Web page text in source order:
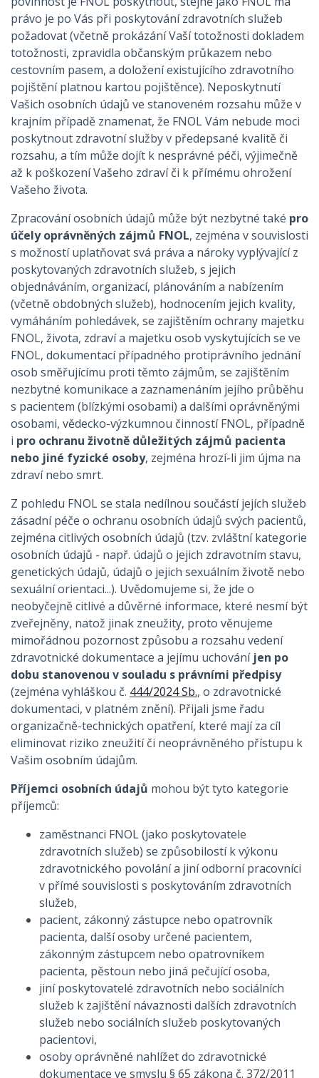
právo je po Vás při poskytování zdravotních služeb
požadovat (včetně prokázání Vaší totožnosti dokladem
totožnosti, zpravidla občanským průkazem nebo
cestovním pasem, a doložení existujícího zdravotního
pojištění platnou kartou pojištěnce). Neposkytnutí
Vašich osobních údajů ve stanoveném rozsahu může v
krajním případě znamenat, že FNOL Vám nebude moci
poskytnout zdravotní služby v předepsané kvalitě či
rozsahu, a tím může dojít k nesprávné péči, výjimečně
až k poškození Vašeho zdraví či k přímému ohrožení
Vašeho života.
Zpracování osobních údajů může být nezbytné také pro
účely oprávněných zájmů FNOL, zejména v souvislosti
s možností uplatňovat svá práva a nároky vyplývající z
poskytovaných zdravotních služeb, s jejich
objednáváním, organizací, plánováním a nabízením
(včetně obdobných služeb), hodnocením jejich kvality,
vymáháním pohledávek, se zajištěním ochrany majetku
FNOL, života, zdraví a majetku osob vyskytujících se ve
FNOL, dokumentací případného protiprávního jednání
osob směřujícímu proti těmto zájmům, se zajištěním
nezbytné komunikace a zaznamenáním jejího průběhu
s pacientem (blízkými osobami) a dalšími oprávněnými
osobami, vědecko-výzkumnou činností FNOL, případně
i pro ochranu životně důležitých zájmů pacienta
nebo jiné fyzické osoby, zejména hrozí-li jim újma na
zdraví nebo smrt.
Z pohledu FNOL se stala nedílnou součástí jejích služeb
zásadní péče o ochranu osobních údajů svých pacientů,
zejména citlivých osobních údajů (tzv. zvláštní kategorie
osobních údajů - např. údajů o jejich zdravotním stavu,
genetických údajů, údajů o jejich sexuálním životě nebo
sexuální orientaci...). Uvědomujeme si, že jde o
neobyčejně citlivé a důvěrné informace, které nesmí být
zveřejněny, natož jinak zneužity, proto věnujeme
mimořádnou pozornost způsobu a rozsahu vedení
zdravotnické dokumentace a jejímu uchování jen po
dobu stanovenou v souladu s právními předpisy
(zejména vyhláškou č. 444/2024 Sb., o zdravotnické
dokumentaci, v platném znění). Přijali jsme řadu
organizačně-technických opatření, které mají za cíl
eliminovat riziko zneužití či neoprávněného přístupu k
Vašim osobním údajům.
Příjemci osobních údajů mohou být tyto kategorie
příjemců:
zaměstnanci FNOL (jako poskytovatele
zdravotních služeb) se způsobilostí k výkonu
zdravotnického povolání a jiní odborní pracovníci
v přímé souvislosti s poskytováním zdravotních
služeb,
pacient, zákonný zástupce nebo opatrovník
pacienta, další osoby určené pacientem,
zákonným zástupcem nebo opatrovníkem
pacienta, pěstoun nebo jiná pečující osoba,
jiní poskytovatelé zdravotních nebo sociálních
služeb k zajištění návaznosti dalších zdravotních
služeb nebo sociálních služeb poskytovaných
pacientovi,
osoby oprávněné nahlížet do zdravotnické
dokumentace ve smyslu § 65 zákona č. 372/2011